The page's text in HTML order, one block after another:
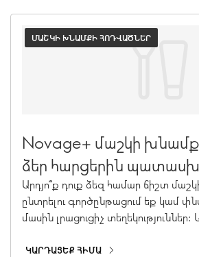
ՄԱՇԿԻ ԽՆԱՄՔԻ ՀՈԴՎԱԾՆԵՐ
Novage+ մաշկի
ձեր հարցերին
Արդյո՞ք դուք ձեզ համար ճիշտ
ընտրելու գործընթացում եք կամ
մասին լրացուցիչ
իրականացման և պրեմիում
ԿԱՐԴԱՑԵՔ ՀԻՄԱ